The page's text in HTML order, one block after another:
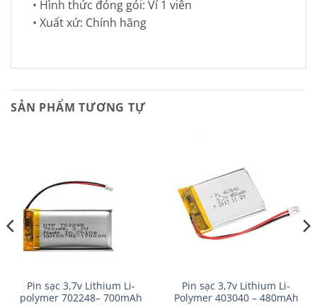
• Hình thức đóng gói: Vỉ 1 viên
• Xuất xứ: Chính hãng
SẢN PHẨM TƯƠNG TỰ
Pin sạc 3,7v Lithium Li-
polymer 702248– 700mAh
Pin sạc 3,7v Lithium Li-
Polymer 403040 – 480mAh